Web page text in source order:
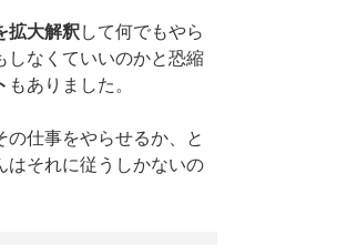
拡大解釈して何でもやら
しなくていいのかと恐縮
もありました。
の仕事をやらせるか、と
はそれに従うしかないの